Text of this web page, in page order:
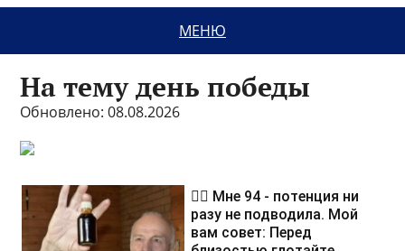
МЕНЮ
На тему день победы
Обновлено: 08.08.2026
❤️‍🔥 Мне 94 - потенция ни
разу не подводила. Мой
вам совет: Перед